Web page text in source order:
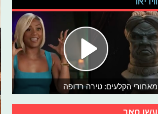
מאחורי הקלעים: טירה רדופה
עשו סאב